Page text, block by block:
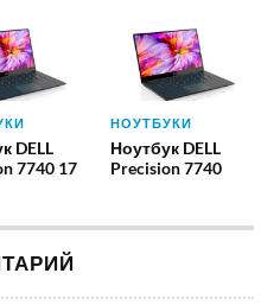
DELL
7740 17
НОУТБУКИ
Ноутбук DELL
Precision 7740